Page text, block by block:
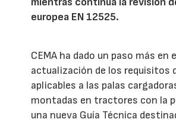
europea EN 12525.
CEMA ha dado un paso más en
actualización de los requisitos
aplicables a las palas
montadas en tractores con la
una nueva Guía Técnica